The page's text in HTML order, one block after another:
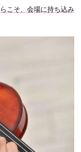
こそ、会場に持ち込み